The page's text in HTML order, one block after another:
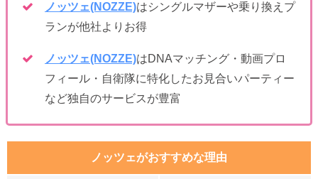
ノッツェ(NOZZE)はシングルマザーや乗り換えプ
ランが他社よりお得
ノッツェ(NOZZE)はDNAマッチング・動画プロ
フィール・自衛隊に特化したお見合いパーティー
など独自のサービスが豊富
ノッツェがおすすめな理由